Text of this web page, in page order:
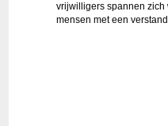
vrijwilligers spannen zich
mensen met een